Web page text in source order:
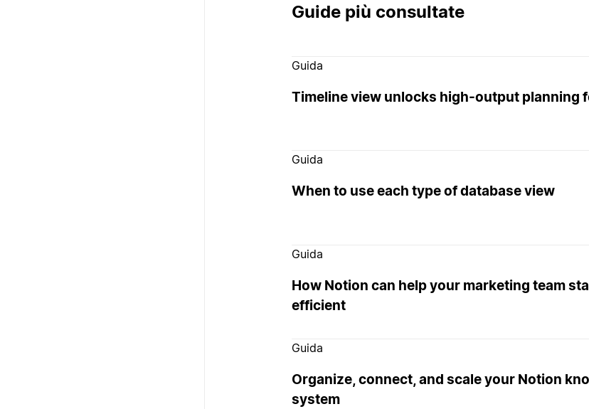
Guide più consultate
Guida
Timeline view unlocks high-output planning
Guida
When to use each type of database view
Guida
How Notion can help your marketing team
efficient
Guida
Organize, connect, and scale your Notion
system